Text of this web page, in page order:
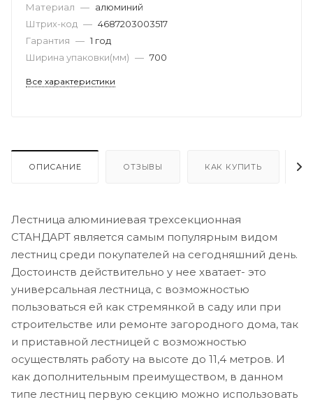
Материал — алюминий
Штрих-код — 4687203003517
Гарантия — 1 год
Ширина упаковки(мм) — 700
Все характеристики
ОПИСАНИЕ ОТЗЫВЫ КАК КУПИТЬ
Лестница алюминиевая трехсекционная
СТАНДАРТ является самым популярным видом
лестниц среди покупателей на сегодняшний день.
Достоинств действительно у нее хватает- это
универсальная лестница, с возможностью
пользоваться ей как стремянкой в саду или при
строительстве или ремонте загородного дома, так
и приставной лестницей с возможностью
осуществлять работу на высоте до 11,4 метров. И
как дополнительным преимуществом, в данном
типе лестниц первую секцию можно использовать